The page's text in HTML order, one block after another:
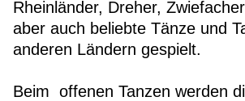
Rheinländer, Dreher,
aber auch beliebte Tänze und
anderen Ländern gespielt.
Beim offenen Tanzen werden